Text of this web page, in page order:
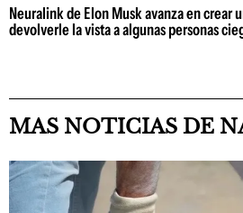
Neuralink de Elon Musk avanza en crear
devolverle la vista a algunas personas
MAS NOTICIAS DE